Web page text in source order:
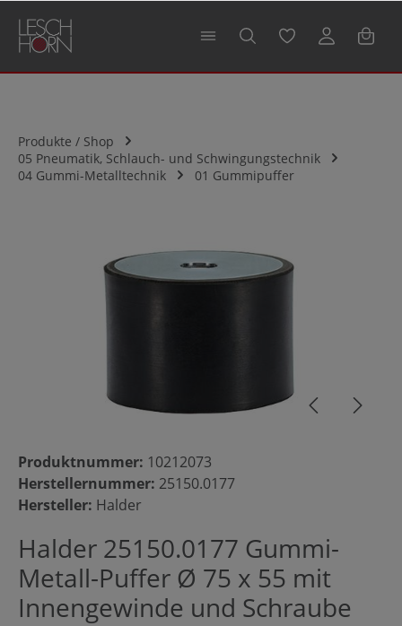
springen
Produkte / Shop
05 Pneumatik, Schlauch- und Schwingungstechnik
04 Gummi-Metalltechnik
01 Gummipuffer
Produktnummer: 10212073
Herstellernummer: 25150.0177
Hersteller: Halder
Halder 25150.0177 Gummi-
Metall-Puffer Ø 75 x 55 mit
Innengewinde und Schraube